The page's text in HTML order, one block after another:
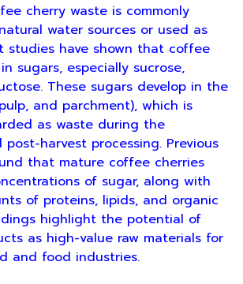
cherry waste is commonly
water sources or used as
studies have shown that coffee
sugars, especially sucrose,
These sugars develop in the
and parchment), which is
as waste during the
harvest processing. Previous
that mature coffee cherries
of sugar, along with
of proteins, lipids, and organic
highlight the potential of
as high-value raw materials for
and food industries.